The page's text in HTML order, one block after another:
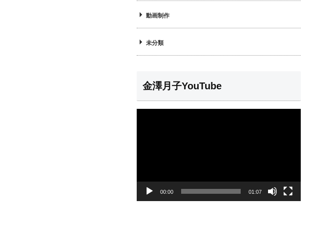
動画制作
未分類
金澤月子YouTube
00:00 01:07